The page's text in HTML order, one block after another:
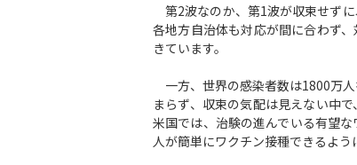
第2波なのか、第1波が収束せず
各地方自治体も対応が間に合わず
きています。
一方、世界の感染者数は1800万
まらず、収束の気配は見えない中
米国では、治験の進んでいる有望
人が簡単にワクチン接種できるよう